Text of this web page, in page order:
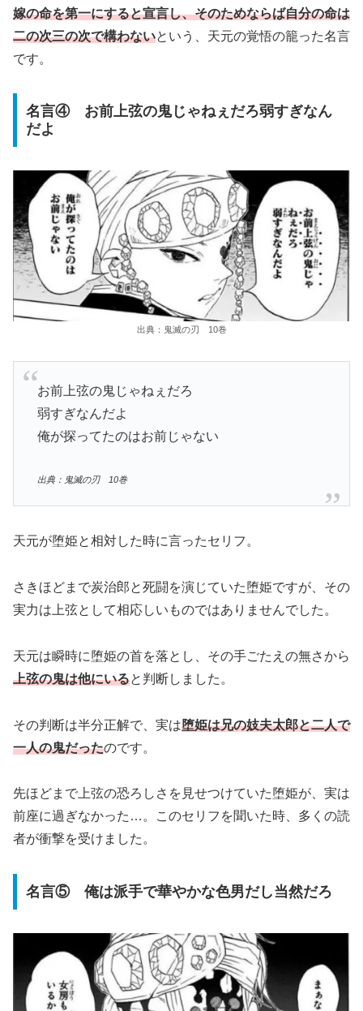
嫁の命を第一にすると宣言し、そのためならば自分の命は
二の次三の次で構わないという、天元の覚悟の籠った名言
です。
名言④ お前上弦の鬼じゃねぇだろ弱すぎなん
だよ
出典：鬼滅の刃 10巻
お前上弦の鬼じゃねぇだろ
弱すぎなんだよ
俺が探ってたのはお前じゃない
出典：鬼滅の刃 10巻
天元が堕姫と相対した時に言ったセリフ。
さきほどまで炭治郎と死闘を演じていた堕姫ですが、その
実力は上弦として相応しいものではありませんでした。
天元は瞬時に堕姫の首を落とし、その手ごたえの無さから
上弦の鬼は他にいると判断しました。
その判断は半分正解で、実は堕姫は兄の妓夫太郎と二人で
一人の鬼だったのです。
先ほどまで上弦の恐ろしさを見せつけていた堕姫が、実は
前座に過ぎなかった…。このセリフを聞いた時、多くの読
者が衝撃を受けました。
名言⑤ 俺は派手で華やかな色男だし当然だろ